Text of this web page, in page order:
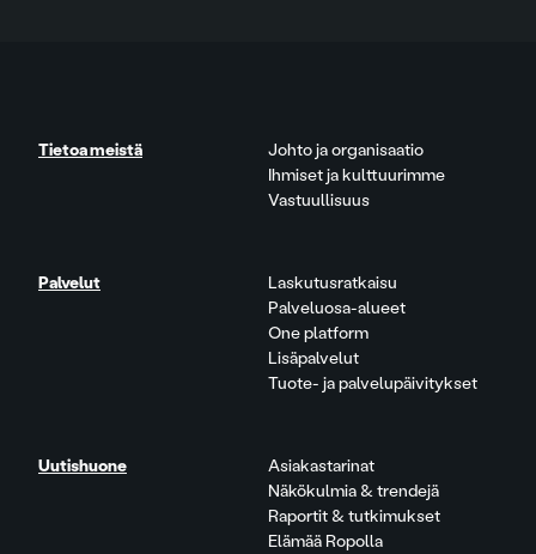
Tietoa meistä
Johto ja organisaatio
Ihmiset ja kulttuurimme
Vastuullisuus
Palvelut
Laskutusratkaisu
Palveluosa-alueet
One platform
Lisäpalvelut
Tuote- ja palvelupäivitykset
Uutishuone
Asiakastarinat
Näkökulmia & trendejä
Raportit & tutkimukset
Elämää Ropolla